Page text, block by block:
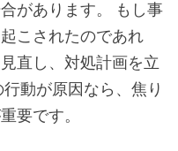
があります。 もし事
こされたのであれ
直し、対処計画を立
動が原因なら、焦り
要です。